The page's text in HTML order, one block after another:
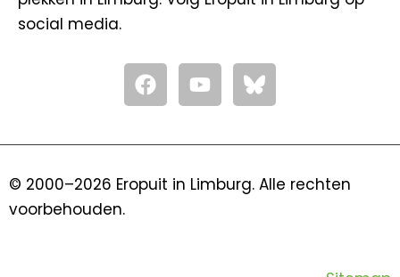
social media.
F
a
c
e
o
Y
o
u
t
b
© 2000–2026 Eropuit in Limburg. Alle rechten
voorbehouden.